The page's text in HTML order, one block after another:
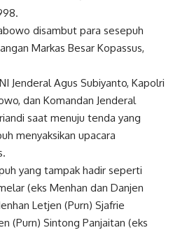
disambut para sesepuh
Markas Besar Kopassus,
Jenderal Agus Subiyanto, Kapolri
dan Komandan Jenderal
saat menuju tenda yang
menyaksikan upacara
yang tampak hadir seperti
(eks Menhan dan Danjen
Letjen (Purn) Sjafrie
(Purn) Sintong Panjaitan (eks